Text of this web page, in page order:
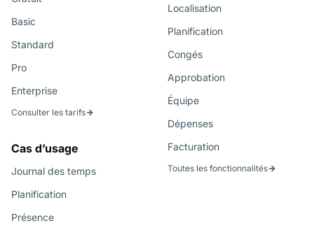
Basic
Standard
Pro
Enterprise
Consulter les tarifs
Cas d’usage
Journal des temps
Planification
Présence
Localisation
Planification
Congés
Approbation
Équipe
Dépenses
Facturation
Toutes les fonctionnalités